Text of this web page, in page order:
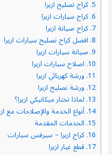
5. كراج تصليح ازيرا
6. كراج سيارات ازيرا
7. كراج صيانة ازيرا
8. افضل كراح تصليح سيارات ازيرا
9. صيانة سيارات ازيرا
10. اصلاح سيارات ازيرا
11. ورشة كهريائي ازيرا
12. ورشة تصليح ازيرا
13. لماذا تختار ميكانيكي ازيرا؟
14. أنواع الخدمة والإصلاحات مع
15. الخدمات المقدمة
16. كراج ازيرا – سيرفس سيارات
17. قطع غيار ازيرا